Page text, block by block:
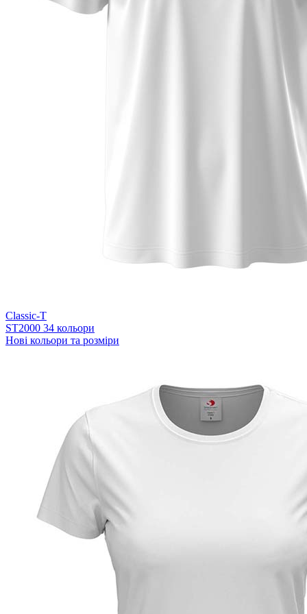
Dark Chocolate (DCH)
Classic-T
ST2000 34 кольори
Нові кольори та розміри